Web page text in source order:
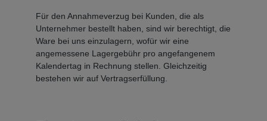
Für den Annahmeverzug bei Kunden, die als
Unternehmer bestellt haben, sind wir berechtigt, die
Ware bei uns einzulagern, wofür wir eine
angemessene Lagergebühr pro angefangenem
Kalendertag in Rechnung stellen. Gleichzeitig
bestehen wir auf Vertragserfüllung.